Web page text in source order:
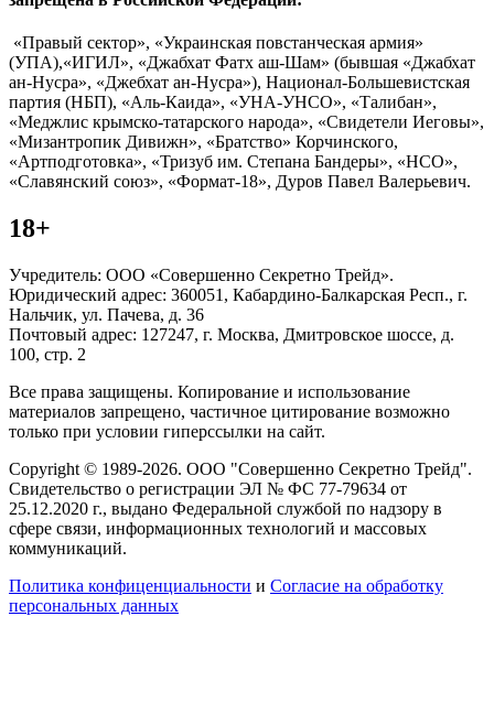
«Правый сектор», «Украинская повстанческая армия»
(УПА),«ИГИЛ», «Джабхат Фатх аш-Шам» (бывшая «Джабхат
ан-Нусра», «Джебхат ан-Нусра»), Национал-Большевистская
партия (НБП), «Аль-Каида», «УНА-УНСО», «Талибан»,
«Меджлис крымско-татарского народа», «Свидетели Иеговы»,
«Мизантропик Дивижн», «Братство» Корчинского,
«Артподготовка», «Тризуб им. Степана Бандеры», «НСО»,
«Славянский союз», «Формат-18», Дуров Павел Валерьевич.
18+
Учредитель: ООО «Совершенно Секретно Трейд».
Юридический адрес: 360051, Кабардино-Балкарская Респ., г.
Нальчик, ул. Пачева, д. 36
Почтовый адрес: 127247, г. Москва, Дмитровское шоссе, д.
100, стр. 2
Все права защищены. Копирование и использование
материалов запрещено, частичное цитирование возможно
только при условии гиперссылки на сайт.
Copyright © 1989-2026. ООО "Совершенно Секретно Трейд".
Свидетельство о регистрации ЭЛ № ФС 77-79634 от
25.12.2020 г., выдано Федеральной службой по надзору в
сфере связи, информационных технологий и массовых
коммуникаций.
Политика конфиценциальности и Согласие на обработку
персональных данных